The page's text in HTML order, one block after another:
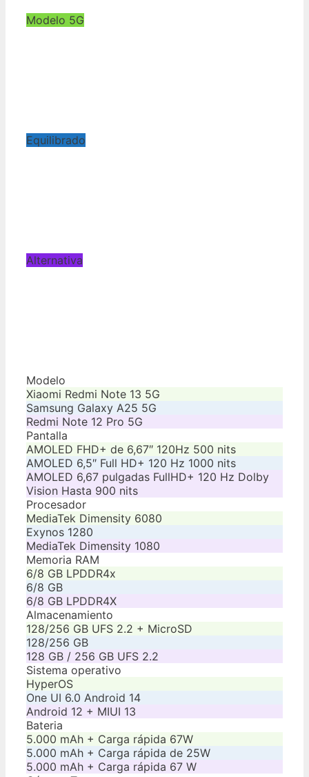
Modelo 5G
Equilibrado
Alternativa
Modelo
Xiaomi Redmi Note 13 5G
Samsung Galaxy A25 5G
Redmi Note 12 Pro 5G
Pantalla
AMOLED FHD+ de 6,67″ 120Hz 500 nits
AMOLED 6,5″ Full HD+ 120 Hz 1000 nits
AMOLED 6,67 pulgadas FullHD+ 120 Hz Dolby
Vision Hasta 900 nits
Procesador
MediaTek Dimensity 6080
Exynos 1280
MediaTek Dimensity 1080
Memoria RAM
6/8 GB LPDDR4x
6/8 GB
6/8 GB LPDDR4X
Almacenamiento
128/256 GB UFS 2.2 + MicroSD
128/256 GB
128 GB / 256 GB UFS 2.2
Sistema operativo
HyperOS
One UI 6.0 Android 14
Android 12 + MIUI 13
Bateria
5.000 mAh + Carga rápida 67W
5.000 mAh + Carga rápida de 25W
5.000 mAh + Carga rápida 67 W